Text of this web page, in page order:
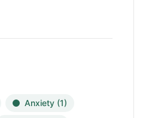
Anxiety (1)